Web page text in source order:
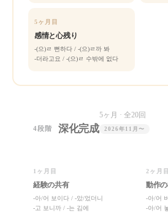
5ヶ月目
感情と心残り
-(으)ㄹ 뻔하다 / -(으)ㄹ까 봐
-더라고요 / -(으)ㄹ 수밖에 없다
4段階 深化完成
5ヶ月 · 全20回
2026年11月〜
1ヶ月目
経験の共有
-아/어 보이다 / -았/었더니
-고 보니까 / -는 김에
2ヶ月目
動作
-아/어
-아/어